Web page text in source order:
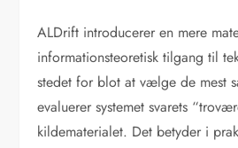
ALDrift introducerer en mere
informationsteoretisk tilgang til
stedet for blot at vælge de mest
evaluerer systemet svarets
kildematerialet. Det betyder i